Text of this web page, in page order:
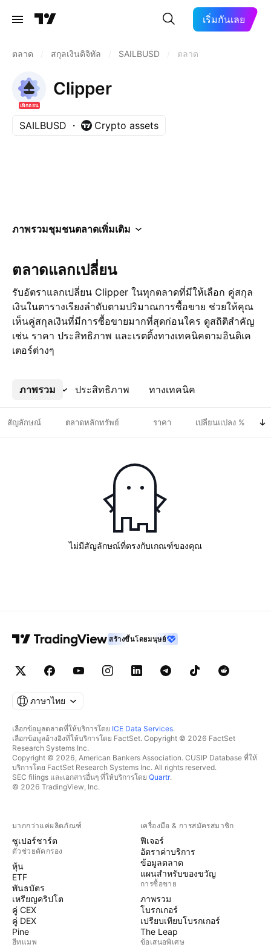
เริ่มกันเลย
ตลาด สกุลเงินดิจิทัล SAILBUSD ตลาด
เพิกถอน
Clipper
SAILBUSD Crypto assets
ภาพรวมชุมชนตลาดเพิ่มเติม
ตลาดแลกเปลี่ยน
รับอัตราแลกเปลี่ยน Clipper ในทุกตลาดที่มีให้เลือก คู่สกุล
เงินในตารางเรียงลำดับตามปริมาณการซื้อขาย ช่วยให้คุณ
เห็นคู่สกุลเงินที่มีการซื้อขายมากที่สุดก่อนใคร ดูสถิติสำคัญ
เช่น ราคา ประสิทธิภาพ และเรตติ้งทางเทคนิคตามอินดิเค
เตอร์ต่างๆ
ภาพรวม ประสิทธิภาพ ทางเทคนิค
เพิ่มเติม
สัญลักษณ์ ตลาดหลักทรัพย์ ราคา
เปลี่ยนแปลง %
ไม่มีสัญลักษณ์ที่ตรงกับเกณฑ์ของคุณ
สร้างขึ้นโดยมนุษย์
ภาษาไทย
เลือกข้อมูลตลาดที่ให้บริการโดย ICE Data Services.
เลือกข้อมูลอ้างอิงที่ให้บริการโดย FactSet. Copyright © 2026 FactSet
Research Systems Inc.
Copyright © 2026, American Bankers Association. CUSIP Database ที่ให้
บริการโดย FactSet Research Systems Inc. All rights reserved.
SEC filings และเอกสารอื่นๆ ที่ให้บริการโดย Quartr.
© 2026 TradingView, Inc.
มากกว่าแค่ผลิตภัณฑ์
ซูเปอร์ชาร์ต
ตัวช่วยคัดกรอง
หุ้น
ETF
พันธบัตร
เหรียญคริปโต
คู่ CEX
คู่ DEX
Pine
ฮีทแมพ
เครื่องมือ & การสมัครสมาชิก
ฟีเจอร์
อัตราค่าบริการ
ข้อมูลตลาด
แผนสำหรับของขวัญ
การซื้อขาย
ภาพรวม
โบรกเกอร์
เปรียบเทียบโบรกเกอร์
The Leap
ข้อเสนอพิเศษ